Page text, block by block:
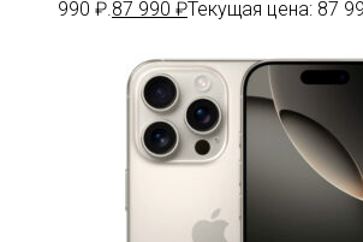
990 ₽. 87 990 ₽Текущая цена: 87